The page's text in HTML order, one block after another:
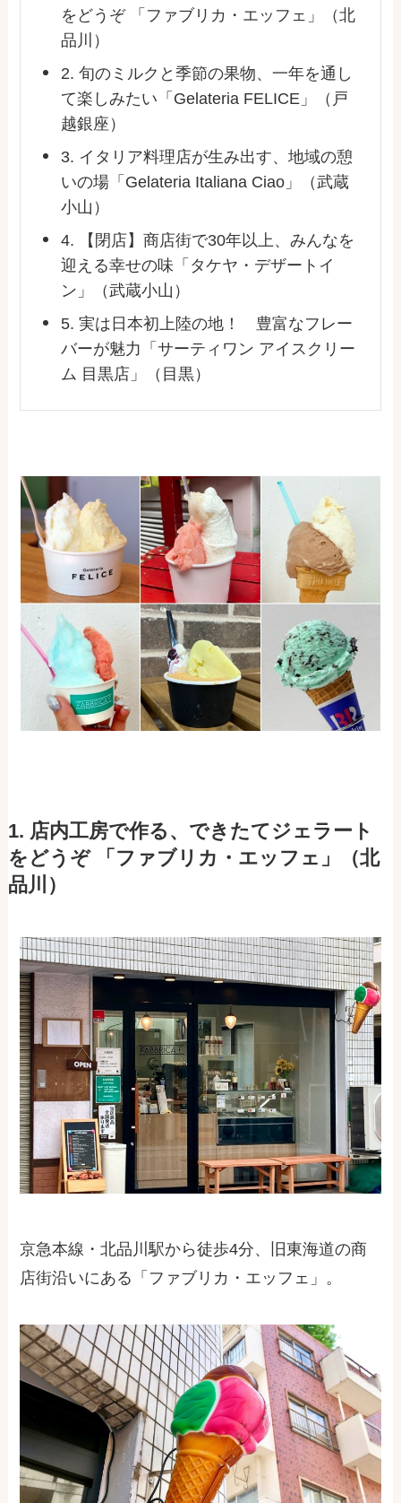
をどうぞ 「ファブリカ・エッフェ」（北
品川）
2. 旬のミルクと季節の果物、一年を通し
て楽しみたい「Gelateria FELICE」（戸
越銀座）
3. イタリア料理店が生み出す、地域の憩
いの場「Gelateria Italiana Ciao」（武蔵
小山）
4. 【閉店】商店街で30年以上、みんなを
迎える幸せの味「タケヤ・デザートイ
ン」（武蔵小山）
5. 実は日本初上陸の地！ 豊富なフレー
バーが魅力「サーティワン アイスクリー
ム 目黒店」（目黒）
1. 店内工房で作る、できたてジェラート
をどうぞ 「ファブリカ・エッフェ」（北
品川）
京急本線・北品川駅から徒歩4分、旧東海道の商
店街沿いにある「ファブリカ・エッフェ」。